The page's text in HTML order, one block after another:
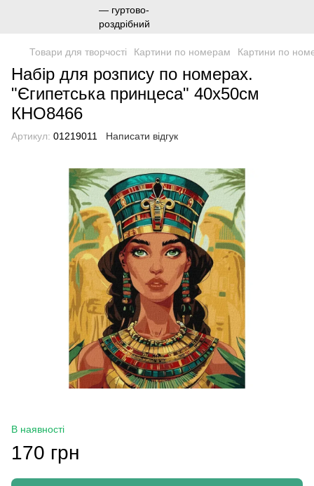
Товари для творчості Картини по номерам Картини по
Набір для розпису по номерах.
"Єгипетська принцеса" 40х50см
КНО8466
Артикул: 01219011 Написати відгук
В наявності
170 грн